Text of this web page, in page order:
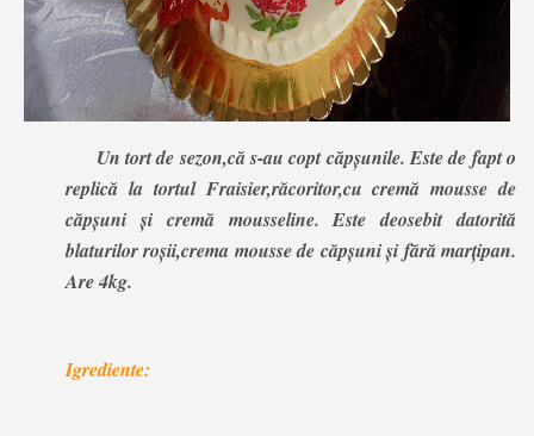
Un tort de sezon,că s-au copt căpșunile. Este de fapt o
replică la tortul Fraisier,răcoritor,cu cremă mousse de
căpșuni și cremă mousseline. Este deosebit datorită
blaturilor roșii,crema mousse de căpșuni și fără marțipan.
Are 4kg.
Igrediente: